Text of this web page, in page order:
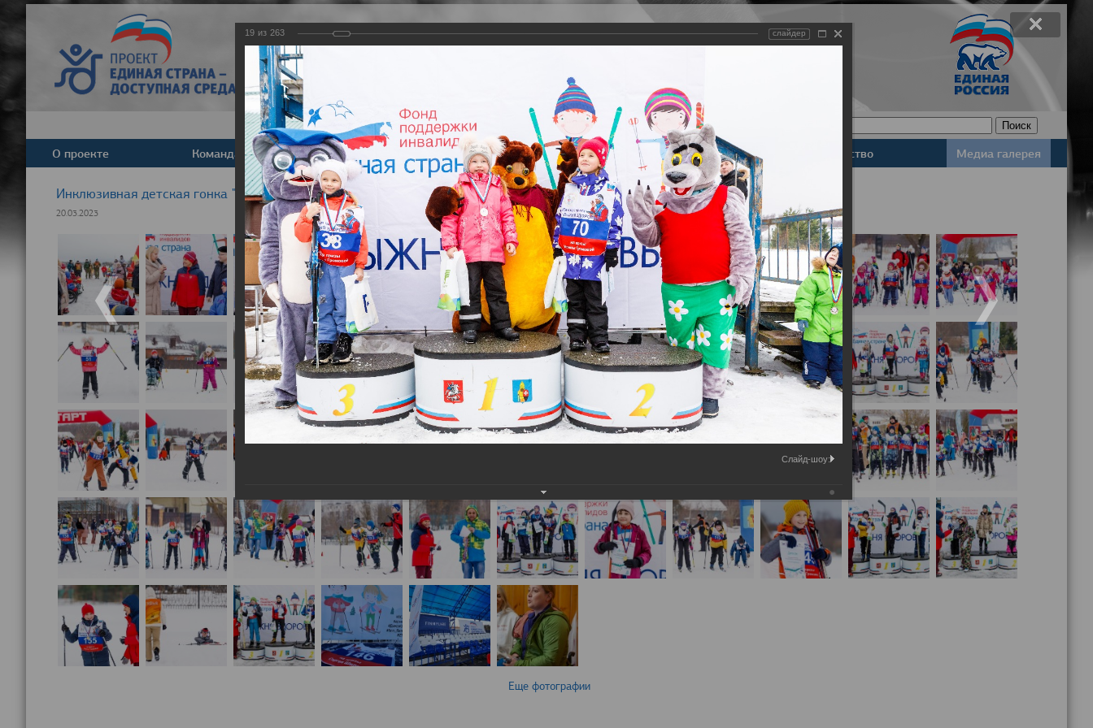
Задать вопрос
Версия для слабовидящих
О проекте Команда Новости Деятельность Базы данных Законодательство Медиа галерея
Инклюзивная детская гонка "Лыжня здоровья" 2023
20.03.2023
Еще фотографии
19 из 263 слайдер
Слайд-шоу: